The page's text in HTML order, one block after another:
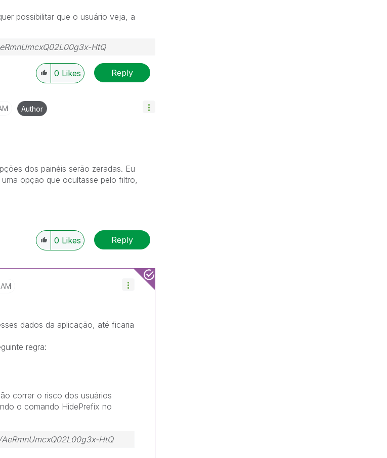
possibilitar que o usuário veja, a
HtQ
0 Likes Reply
Author
dos painéis serão zeradas. Eu
opção que ocultasse pelo filtro,
0 Likes Reply
dados da aplicação, até ficaria
regra:
correr o risco dos usuários
o comando HidePrefix no
HtQ